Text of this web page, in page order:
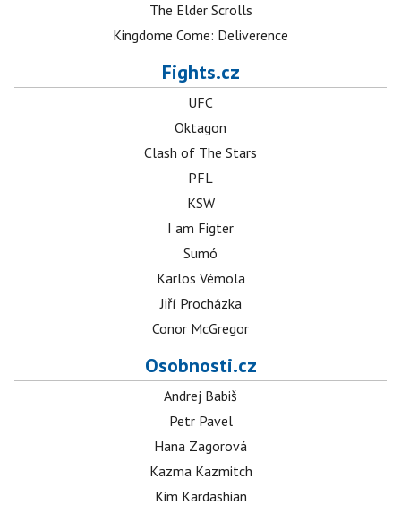
The Elder Scrolls
Kingdome Come: Deliverence
Fights.cz
UFC
Oktagon
Clash of The Stars
PFL
KSW
I am Figter
Sumó
Karlos Vémola
Jiří Procházka
Conor McGregor
Osobnosti.cz
Andrej Babiš
Petr Pavel
Hana Zagorová
Kazma Kazmitch
Kim Kardashian